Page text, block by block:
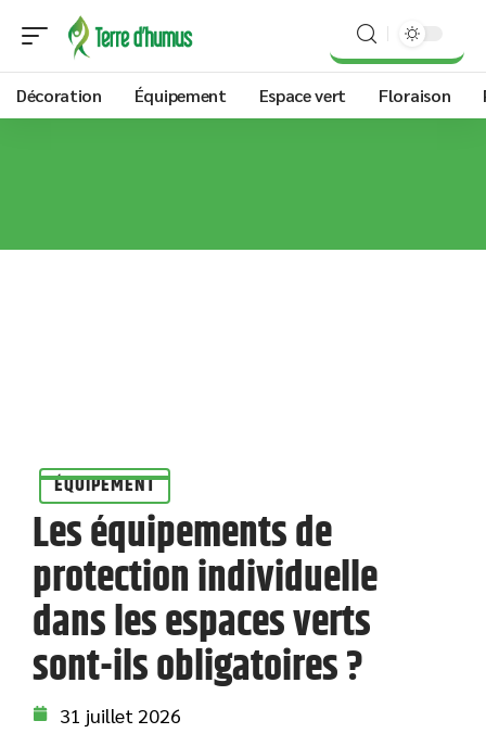
Décoration Équipement Espace vert Floraison
ÉQUIPEMENT
Les équipements de
protection individuelle
dans les espaces verts
sont-ils obligatoires ?
31 juillet 2026